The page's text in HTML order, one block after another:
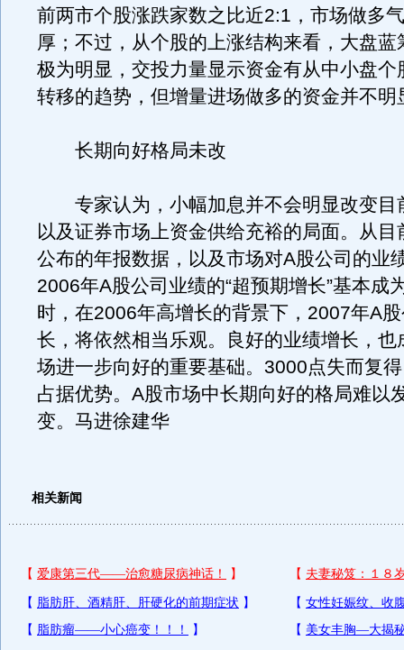
前两市个股涨跌家数之比近2:1，市场做多
厚；不过，从个股的上涨结构来看，大盘蓝
极为明显，交投力量显示资金有从中小盘个
转移的趋势，但增量进场做多的资金并不明
长期向好格局未改
专家认为，小幅加息并不会明显改变目
以及证券市场上资金供给充裕的局面。从目
公布的年报数据，以及市场对A股公司的业
2006年A股公司业绩的“超预期增长”基本成
时，在2006年高增长的背景下，2007年A
长，将依然相当乐观。良好的业绩增长，也
场进一步向好的重要基础。3000点失而复
占据优势。A股市场中长期向好的格局难以
变。马进徐建华
相关新闻